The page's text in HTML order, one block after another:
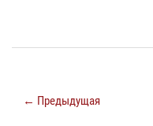
← Предыдущая